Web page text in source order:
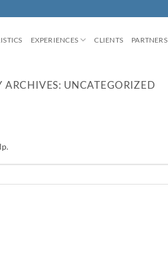
EXPERIENCES CLIENTS PARTNERS
ARCHIVES: UNCATEGORIZED